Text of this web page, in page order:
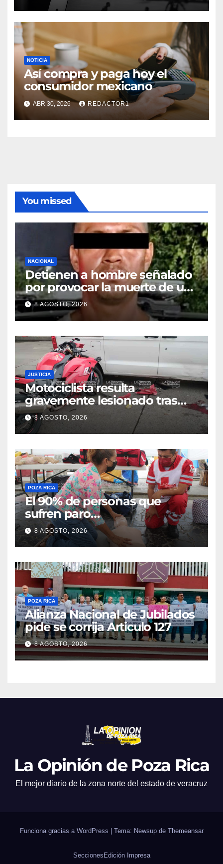
NOTICIA
Así compra y paga hoy el
consumidor mexicano
ABR 30, 2026 REDACTOR1
You missed
NACIONAL
Detienen a hombre señalado
por provocar la muerte de un
adulto mayor
8 AGOSTO, 2026
JUSTICIA
Motociclista resulta
gravemente lesionado tras
choque en la colonia Ricardo
Flores Magón
8 AGOSTO, 2026
POZA RICA
El 90% de personas que
sufren paro
cardiorrespiratorio mueren
8 AGOSTO, 2026
POZA RICA
Alianza Nacional de Jubilados
pide se corrija Articulo 127
8 AGOSTO, 2026
La Opinión de Poza Rica
El mejor diario de la zona norte del estado de veracruz
Funciona gracias a WordPress Tema: Newsup de Themeansar
Secciones Edición Impresa